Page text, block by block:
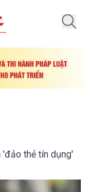
'đảo thẻ tín dụng'